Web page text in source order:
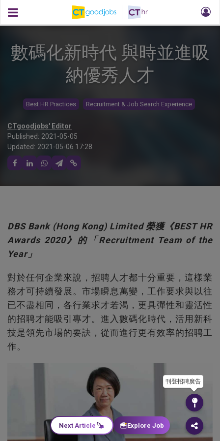
數碼化新時代 與時並進吸
納優秀人才
Best HR Practices Recruitment & Job Search Experience
CTgoodjobs' Editor
Published: 2021-05-05
Updated: 2021-05-06 17:28
DBS Bank (Hong Kong) Limited 榮獲《BEST HR
Awards 2020》的「Recruitment Team of the
Year」
對於任何企業來說，招聘人才都十分重要，這樣業
務才可持續發展。市場瞬息萬變，工作要求與以往
已不盡相同，各行業求才若渴，更具彈性和靈活性
的招聘才能吸引專才。進入數碼化時代，活用新科
技是領先市場的要訣，從而進行更有效率的招聘工
作。
刊登招聘廣告
Next Article Explore Job